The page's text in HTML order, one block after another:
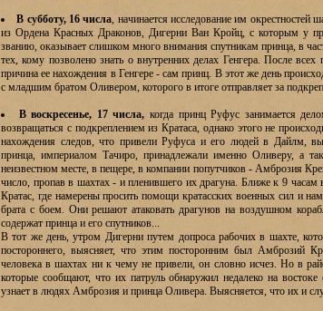
В субботу, 16 числа, начинается исследование им окрестностей
из Ордена Красных Драконов, Дигерни Ван Кройц, с которым у
званию, оказывает слишком много внимания спутникам принца, в
тех, кому позволено знать о внутренних делах Генгера. После
причина ее нахождения в Генгере - сам принц. В этот же день
с младшим братом Оливером, которого в итоге отправляет за
В воскресенье, 17 числа, когда принц Руфус занимается
возвращаться с подкреплением из Кратаса, однако этого не
нахождения следов, что привели Руфуса и его людей в Дайлм,
принца, империалом Тачиро, принадлежали именно Оливеру, а
неизвестном месте, в пещере, в компании попутчиков - Амброзия
число, пропав в шахтах - и пленившего их драгуна. Ближе к 9
Кратас, где намерены просить помощи кратасских военных сил и
брата с боем. Они решают атаковать драгунов на воздушном
содержат принца и его спутников...
В тот же день, утром Дигерни путем допроса рабочих в шахте,
постороннего, выясняет, что этим посторонним был Амброзий
человека в шахтах ни к чему не привели, он словно исчез. Но в
которые сообщают, что их патруль обнаружил недалеко на
узнает в людях Амброзия и принца Оливера. Выясняется, что их и